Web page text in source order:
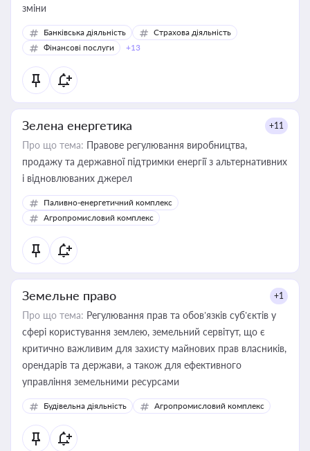
зміни
Банківська діяльність
Страхова діяльність
Фінансові послуги
+13
Зелена енергетика +11
Про що тема: Правове регулювання виробництва,
продажу та державної підтримки енергії з альтернативних
і відновлюваних джерел
Паливно-енергетичний комплекс
Агропромисловий комплекс
Земельне право +1
Про що тема: Регулювання прав та обов’язків суб’єктів у
сфері користування землею, земельний сервітут, що є
критично важливим для захисту майнових прав власників,
орендарів та держави, а також для ефективного
управління земельними ресурсами
Будівельна діяльність Агропромисловий комплекс